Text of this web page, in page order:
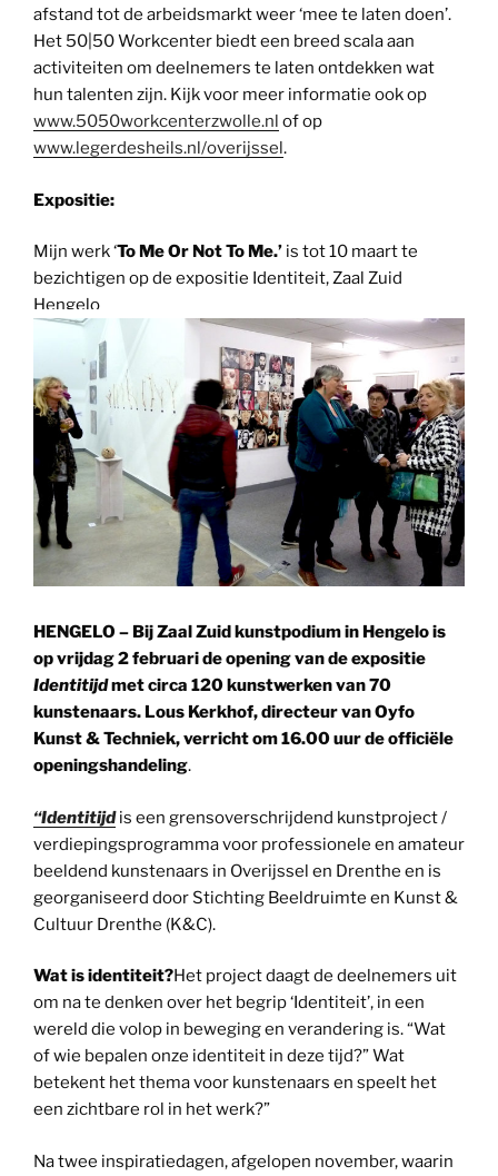
afstand tot de arbeidsmarkt weer ‘mee te laten doen’.
Het 50|50 Workcenter biedt een breed scala aan
activiteiten om deelnemers te laten ontdekken wat
hun talenten zijn. Kijk voor meer informatie ook op
www.5050workcenterzwolle.nl of op
www.legerdesheils.nl/overijssel.
Expositie:
Mijn werk ‘To Me Or Not To Me.’ is tot 10 maart te
bezichtigen op de expositie Identiteit, Zaal Zuid
Hengelo
HENGELO – Bij Zaal Zuid kunstpodium in Hengelo is
op vrijdag 2 februari de opening van de expositie
Identitijdmet circa 120 kunstwerken van 70
kunstenaars. Lous Kerkhof, directeur van Oyfo
Kunst & Techniek, verricht om 16.00 uur de officiële
openingshandeling.
“Identitijdis een grensoverschrijdend kunstproject /
verdiepingsprogramma voor professionele en amateur
beeldend kunstenaars in Overijssel en Drenthe en is
georganiseerd door Stichting Beeldruimte en Kunst &
Cultuur Drenthe (K&C).
Wat is identiteit?Het project daagt de deelnemers uit
om na te denken over het begrip ‘Identiteit’, in een
wereld die volop in beweging en verandering is. “Wat
of wie bepalen onze identiteit in deze tijd?” Wat
betekent het thema voor kunstenaars en speelt het
een zichtbare rol in het werk?”
Na twee inspiratiedagen, afgelopen november, waarin